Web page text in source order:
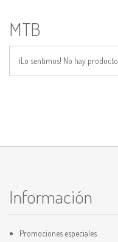
MTB
¡Lo sentimos! No hay
Información
Promociones especiales